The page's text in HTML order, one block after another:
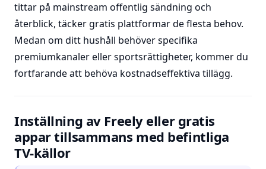
tittar på mainstream offentlig sändning och
återblick, täcker gratis plattformar de flesta behov.
Medan om ditt hushåll behöver specifika
premiumkanaler eller sportsrättigheter, kommer du
fortfarande att behöva kostnadseffektiva tillägg.
Inställning av Freely eller gratis
appar tillsammans med befintliga
TV-källor